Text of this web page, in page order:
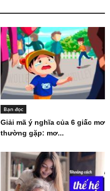
Bạn đọc
Giải mã ý nghĩa của 6 giấc mơ
thường gặp: mơ...